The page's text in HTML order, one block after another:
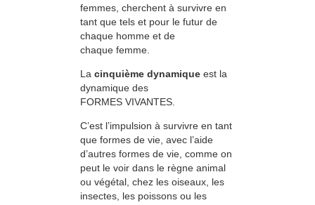
femmes, cherchent à survivre en
tant que tels et pour le futur de
chaque homme et de
chaque femme.
La cinquième dynamique est la
dynamique des
FORMES VIVANTES.
C’est l’impulsion à survivre en tant
que formes de vie, avec l’aide
d’autres formes de vie, comme on
peut le voir dans le règne animal
ou végétal, chez les oiseaux, les
insectes, les poissons ou les